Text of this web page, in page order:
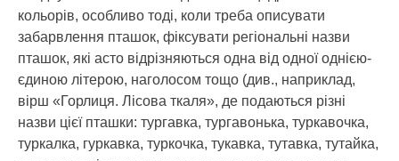
кольорів, особливо тоді, коли треба описувати
забарвлення пташок, фіксувати регіональні назви
пташок, які асто відрізняються одна від одної однією-
єдиною літерою, наголосом тощо (див., наприклад,
вірш «Горлиця. Лісова ткаля», де подаються різні
назви цієї пташки: тургавка, тургавонька, туркавочка,
туркалка, гуркавка, туркочка, тукавка, тутавка, тутайка,